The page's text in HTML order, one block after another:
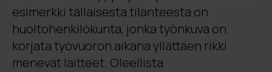
esimerkki tällaisesta tilanteesta on
huoltohenkilökunta, jonka työnkuva on
korjata työvuoron aikana yllättäen rikki
menevät laitteet. Oleellista